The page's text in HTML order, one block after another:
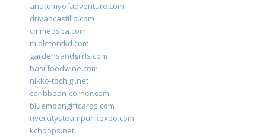
anatomyofadventure.com
drivancastillo.com
cmmedspa.com
midletontkd.com
gardensandgrills.com
basilfoodwine.com
nikko-tochigi.net
caribbean-corner.com
bluemoongiftcards.com
rivercitysteampunkexpo.com
kchoops.net